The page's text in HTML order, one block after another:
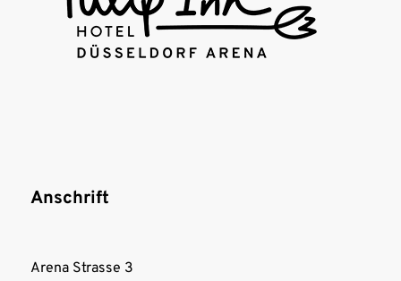
Anschrift
Arena Strasse 3